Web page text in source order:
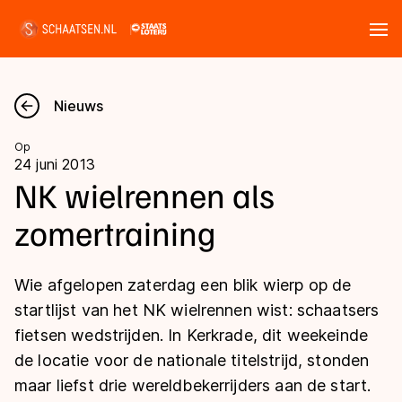
Nieuws
Kalender
Disciplines
Langebaan
Shorttrack
Inlineskaten
Uitslagen
Langebaan
Shorttrack
Marathon
Tijden & historie
Ranglijsten Langebaan
Nieuws
Op
24 juni 2013
NK wielrennen als
zomertraining
Wie afgelopen zaterdag een blik wierp op de
startlijst van het NK wielrennen wist: schaatsers
fietsen wedstrijden. In Kerkrade, dit weekeinde
de locatie voor de nationale titelstrijd, stonden
maar liefst drie wereldbekerrijders aan de start.